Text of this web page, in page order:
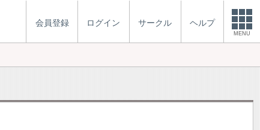
会員登録 ログイン サークル ヘルプ
MENU